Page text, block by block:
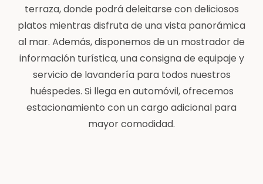
terraza, donde podrá deleitarse con deliciosos
platos mientras disfruta de una vista panorámica
al mar. Además, disponemos de un mostrador de
información turística, una consigna de equipaje y
servicio de lavandería para todos nuestros
huéspedes. Si llega en automóvil, ofrecemos
estacionamiento con un cargo adicional para
mayor comodidad.